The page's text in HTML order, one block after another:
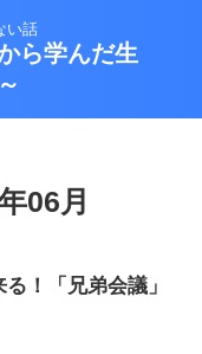
い話
ら学んだ生
06月
！「兄弟会議」